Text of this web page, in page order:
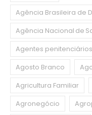
Agência Brasileira de
Agência Nacional de
Agentes penitenciários
Agosto Branco
Agricultura Familiar
Agronegócio